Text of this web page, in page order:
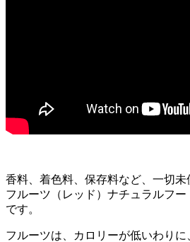
香料、着色料、保存料など、一切
フルーツ（レッド）ナチュラルフ
です。
フルーツは、カロリーが低いわりに